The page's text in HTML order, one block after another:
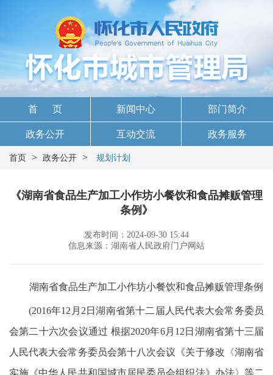
首 页 新闻中心 部门简介
政务公开 互动交流 政务服务
首页 > 政务公开 > 规划计划
《湖南省食品生产加工小作坊小餐饮和食品摊贩管理
条例》
发布时间：2024-09-30 15:44
信息来源：湖南省人民政府门户网站
湖南省食品生产加工小作坊小餐饮和食品摊贩管理条例
(2016年12月2日湖南省第十二届人民代表大会常务委员
会第二十六次会议通过 根据2020年6月12日湖南省第十三届
人民代表大会常务委员会第十八次会议《关于修改〈湖南省
实施《中华人民共和国城市居民委员会组织法》办法〉等二